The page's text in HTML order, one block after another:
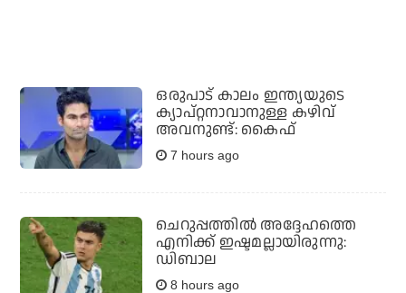
ഒരുപാട് കാലം ഇന്ത്യയുടെ
ക്യാപ്റ്റനാവാനുള്ള കഴിവ്
അവനുണ്ട്: കൈഫ്
7 hours ago
ചെറുപ്പത്തില്‍ അദ്ദേഹത്തെ
എനിക്ക് ഇഷ്ടമല്ലായിരുന്നു:
ഡിബാല
8 hours ago